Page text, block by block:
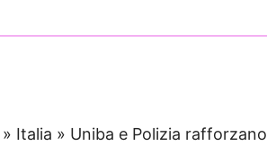
» Italia » Uniba e Polizia rafforzano